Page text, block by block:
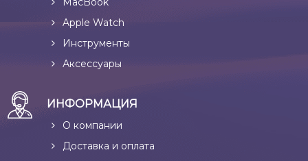
Apple Watch
Инструменты
Аксессуары
ИНФОРМАЦИЯ
О компании
Доставка и оплата